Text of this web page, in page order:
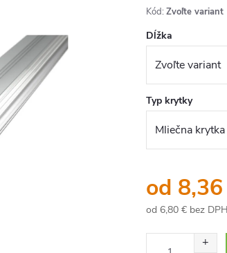
Kód: Zvoľte variant
Dĺžka
Typ krytky
od
od 6,80 € bez DPH
cena: